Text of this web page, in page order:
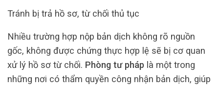
Tránh bị trả hồ sơ, từ chối thủ tục
Nhiều trường hợp nộp bản dịch không rõ nguồn
gốc, không được chứng thực hợp lệ sẽ bị cơ quan
xử lý hồ sơ từ chối. Phòng tư pháp là một trong
những nơi có thẩm quyền công nhận bản dịch, giúp